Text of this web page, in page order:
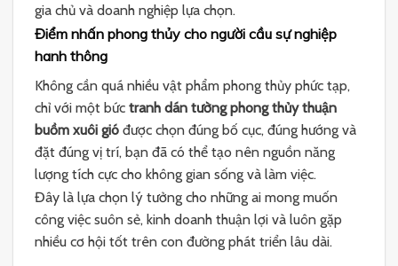
gia chủ và doanh nghiệp lựa chọn.
Điểm nhấn phong thủy cho người cầu sự nghiệp
hanh thông
Không cần quá nhiều vật phẩm phong thủy phức tạp,
chỉ với một bức tranh dán tường phong thủy thuận
buồm xuôi gió được chọn đúng bố cục, đúng hướng và
đặt đúng vị trí, bạn đã có thể tạo nên nguồn năng
lượng tích cực cho không gian sống và làm việc.
Đây là lựa chọn lý tưởng cho những ai mong muốn
công việc suôn sẻ, kinh doanh thuận lợi và luôn gặp
nhiều cơ hội tốt trên con đường phát triển lâu dài.